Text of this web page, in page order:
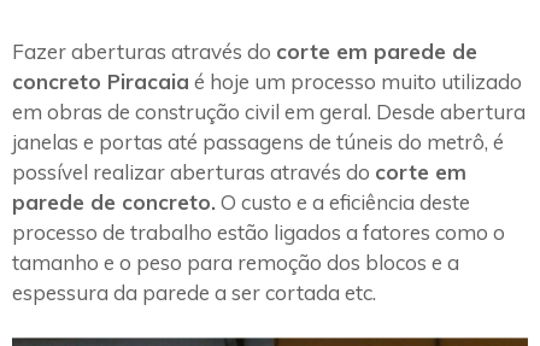
Fazer aberturas através do corte em parede de
concreto Piracaia é hoje um processo muito utilizado
em obras de construção civil em geral. Desde abertura
janelas e portas até passagens de túneis do metrô, é
possível realizar aberturas através do corte em
parede de concreto. O custo e a eficiência deste
processo de trabalho estão ligados a fatores como o
tamanho e o peso para remoção dos blocos e a
espessura da parede a ser cortada etc.